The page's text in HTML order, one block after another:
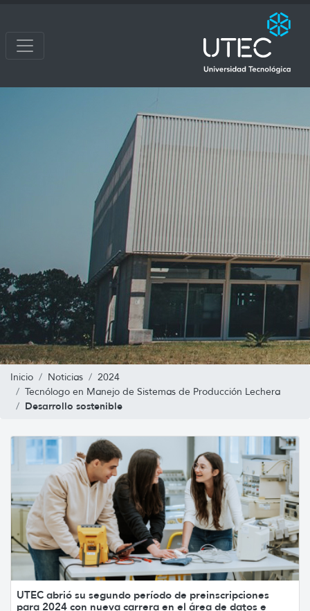
Inicio Noticias
2024
Tecnólogo en Manejo de Sistemas de Producción Lechera
Desarrollo sostenible
UTEC abrió su segundo período de preinscripciones
para 2024 con nueva carrera en el área de datos e